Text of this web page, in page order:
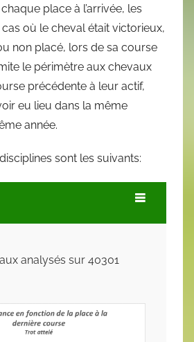
place à l’arrivée, les
où le cheval était victorieux,
non placé, lors de sa course
le périmètre aux chevaux
précédente à leur actif,
eu lieu dans la même
année.
sont les suivants:
analysés sur 40301